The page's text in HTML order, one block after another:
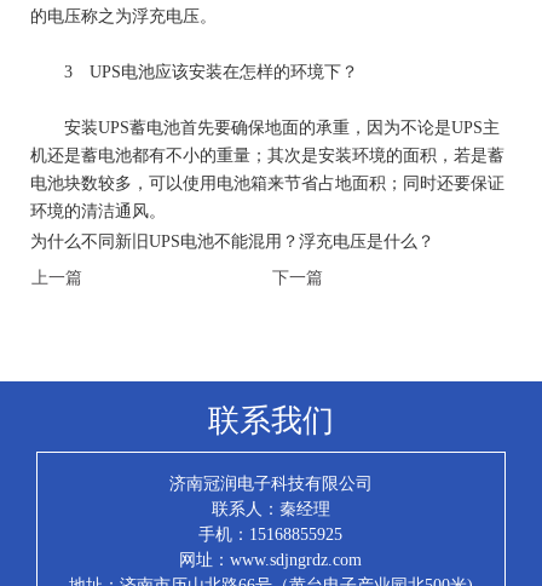
的电压称之为浮充电压。
3 UPS电池应该安装在怎样的环境下？
安装UPS蓄电池首先要确保地面的承重，因为不论是UPS主
机还是蓄电池都有不小的重量；其次是安装环境的面积，若是蓄
电池块数较多，可以使用电池箱来节省占地面积；同时还要保证
环境的清洁通风。
为什么不同新旧UPS电池不能混用？浮充电压是什么？
上一篇
下一篇
联系我们
济南冠润电子科技有限公司
联系人：秦经理
手机：15168855925
网址：www.sdjngrdz.com